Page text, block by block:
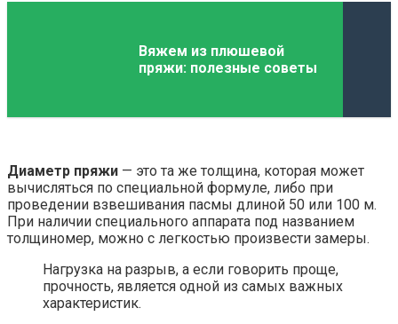
Вяжем из плюшевой
пряжи: полезные советы
Диаметр пряжи — это та же толщина, которая может
вычисляться по специальной формуле, либо при
проведении взвешивания пасмы длиной 50 или 100 м.
При наличии специального аппарата под названием
толщиномер, можно с легкостью произвести замеры.
Нагрузка на разрыв, а если говорить проще,
прочность, является одной из самых важных
характеристик.